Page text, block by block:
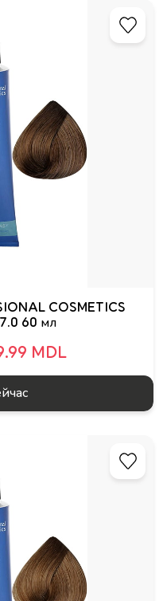
COSMETICS
60 мл
MDL